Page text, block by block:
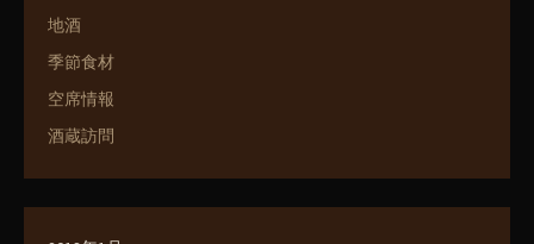
地酒
季節食材
空席情報
酒蔵訪問